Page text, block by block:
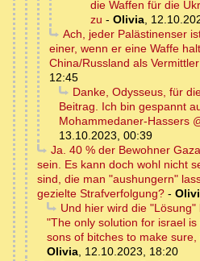
die Waffen für die
zu - Olivia,
Ach, jeder Palästinenser
einer, wenn er eine Waffe
China/Russland als Vermittler
12:45
Danke, Odysseus, für
Beitrag. Ich bin gespannt
Mohammedaner-Hassers
13.10.2023, 00:39
Ja. 40 % der Bewohner
sein. Es kann doch wohl nicht
sind, die man "aushungern"
gezielte Strafverfolgung? -
Und hier wird die
"The only solution for israel
sons of bitches to make
Olivia, 12.10.2023, 18:20